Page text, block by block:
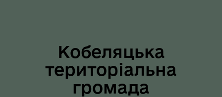
Кобеляцька
територіальна
громада